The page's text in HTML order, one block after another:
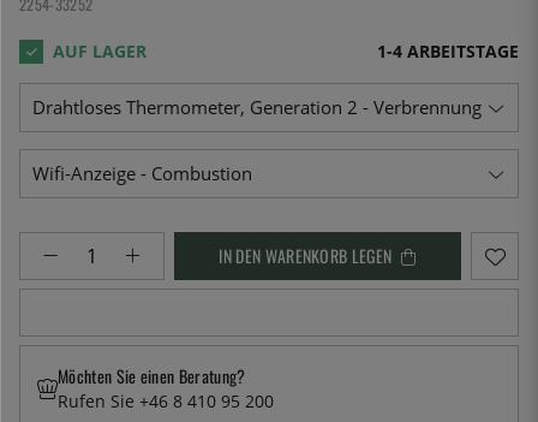
1-4 ARBEITSTAGE
IN DEN WARENKORB LEGEN
Möchten Sie einen Beratung?
Rufen Sie +46 8 410 95 200